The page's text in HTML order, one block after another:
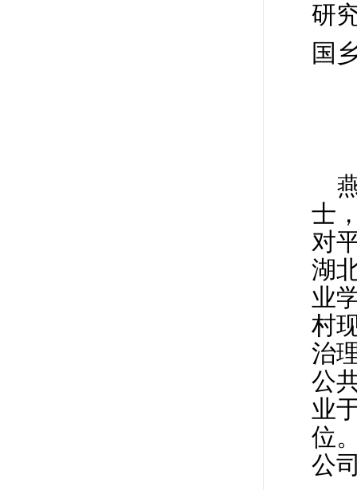
研
国
士
对
湖
业
村
治
公
业
位
公